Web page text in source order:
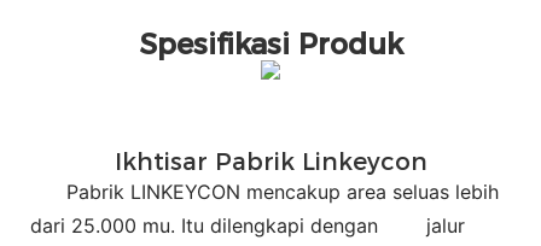
Spesifikasi Produk
Ikhtisar Pabrik Linkeycon
Pabrik LINKEYCON mencakup area seluas lebih
dari 25.000 mu. Itu dilengkapi dengan
jalur